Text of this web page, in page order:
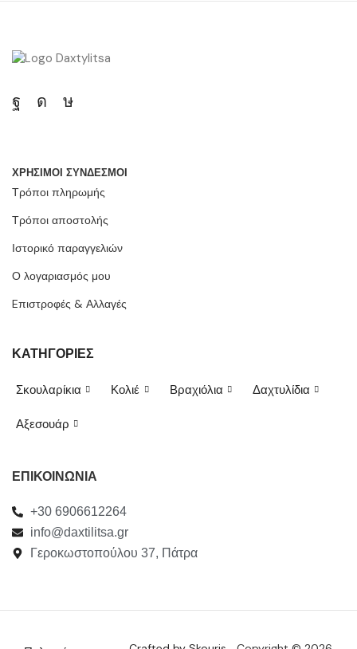
ΧΡΗΣΙΜΟΙ ΣΥΝΔΕΣΜΟΙ
Τρόποι πληρωμής
Τρόποι αποστολής
Ιστορικό παραγγελιών
Ο λογαριασμός μου
Eπιστροφές & Αλλαγές
ΚΑΤΗΓΟΡΙΕΣ
Σκουλαρίκια Κολιέ Βραχιόλια Δαχτυλίδια
Αξεσουάρ
ΕΠΙΚΟΙΝΩΝΙΑ
+30 6906612264
info@daxtilitsa.gr
Γεροκωστοπούλου 37, Πάτρα